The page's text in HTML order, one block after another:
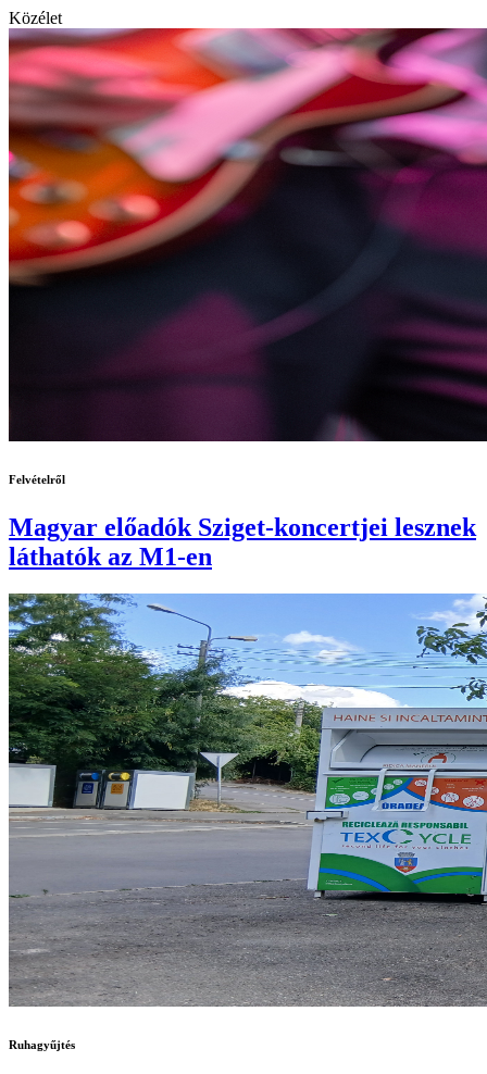
Közélet
Felvételről
Magyar előadók Sziget-koncertjei lesznek
láthatók az M1-en
Ruhagyűjtés